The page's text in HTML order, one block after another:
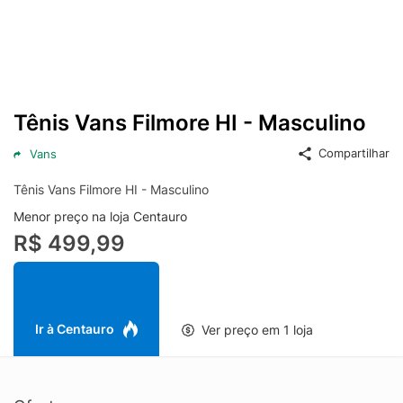
Tênis Vans Filmore HI - Masculino
Vans Compartilhar
Tênis Vans Filmore HI - Masculino
Menor preço na loja Centauro
R$ 499,99
Ir à Centauro Ver preço em 1 loja